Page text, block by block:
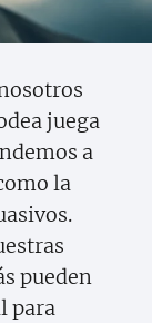
juega
a
la
pueden
para